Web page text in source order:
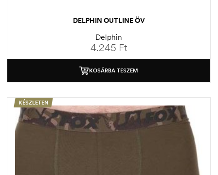
DELPHIN OUTLINE ÖV
Delphin
4.245 Ft
KOSÁRBA TESZEM
KÉSZLETEN